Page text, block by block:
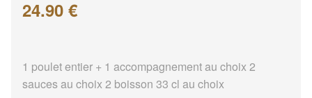
24.90 €
1 poulet entier + 1 accompagnement au choix 2
sauces au choix 2 boisson 33 cl au choix